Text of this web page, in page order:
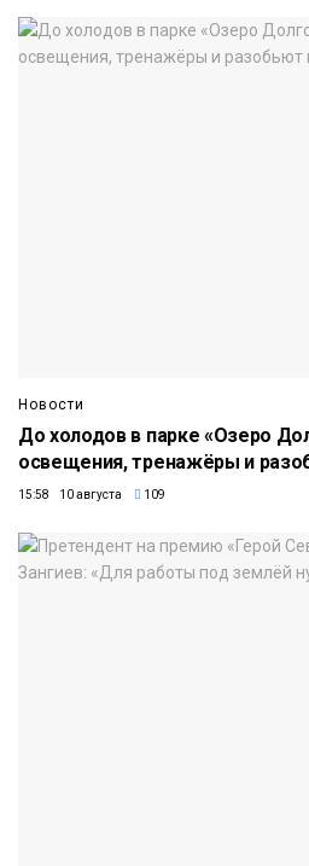
Новости
До холодов в парке «Озеро
освещения, тренажёры и
15:58 10 августа 109